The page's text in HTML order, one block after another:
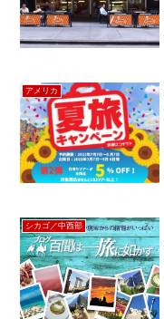
アメリカ
シカゴ／中西部